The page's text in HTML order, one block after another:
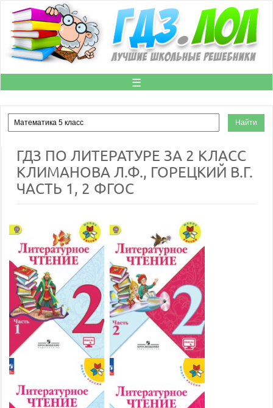
☰
ГДЗ ПО ЛИТЕРАТУРЕ ЗА 2 КЛАСС
КЛИМАНОВА Л.Ф., ГОРЕЦКИЙ В.Г.
ЧАСТЬ 1, 2 ФГОС